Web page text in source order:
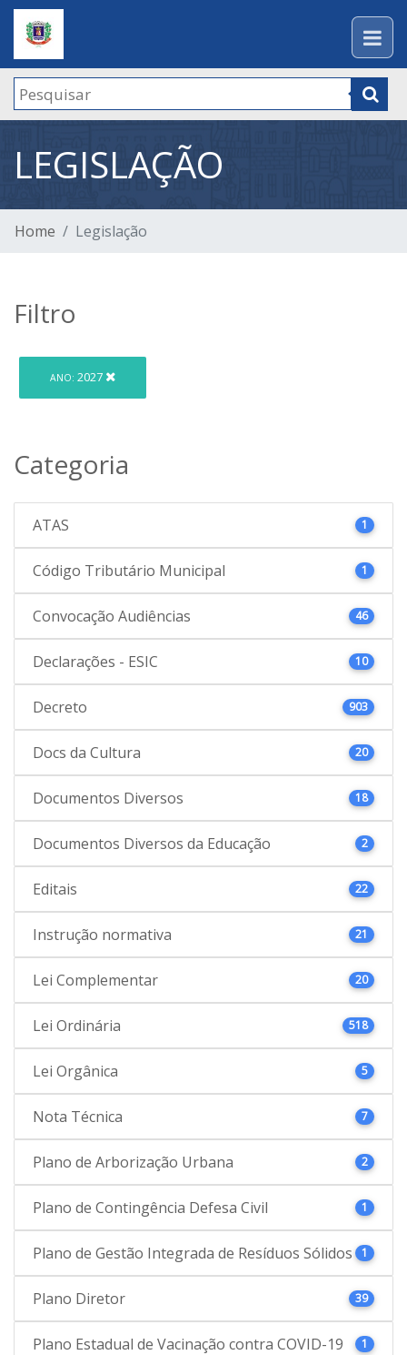
LEGISLAÇÃO
Home Legislação
Filtro
ANO: 2027
Categoria
ATAS 1
Código Tributário Municipal 1
Convocação Audiências 46
Declarações - ESIC 10
Decreto 903
Docs da Cultura 20
Documentos Diversos 18
Documentos Diversos da Educação 2
Editais 22
Instrução normativa 21
Lei Complementar 20
Lei Ordinária 518
Lei Orgânica 5
Nota Técnica 7
Plano de Arborização Urbana 2
Plano de Contingência Defesa Civil 1
Plano de Gestão Integrada de Resíduos Sólidos 1
Plano Diretor 39
Plano Estadual de Vacinação contra COVID-19 1